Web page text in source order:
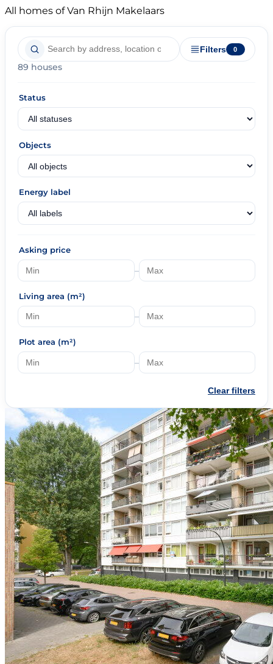
All homes of Van Rhijn Makelaars
Filters 0
89 houses
Status
Objects
Energy label
Asking price
–
Living area (m²)
–
Plot area (m²)
–
Clear filters